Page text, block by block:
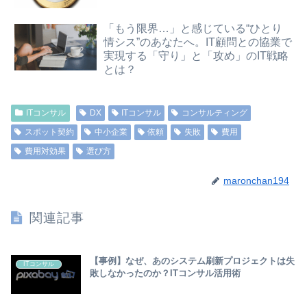
「もう限界…」と感じている“ひとり
情シス”のあなたへ。IT顧問との協業で
実現する「守り」と「攻め」のIT戦略
とは？
ITコンサル DX ITコンサル
コンサルティング
スポット契約
中小企業 依頼 失敗
費用
費用対効果
選び方
maronchan194
関連記事
ITコンサル
【事例】なぜ、あのシステム刷新プロジェクトは失
敗しなかったのか？ITコンサル活用術